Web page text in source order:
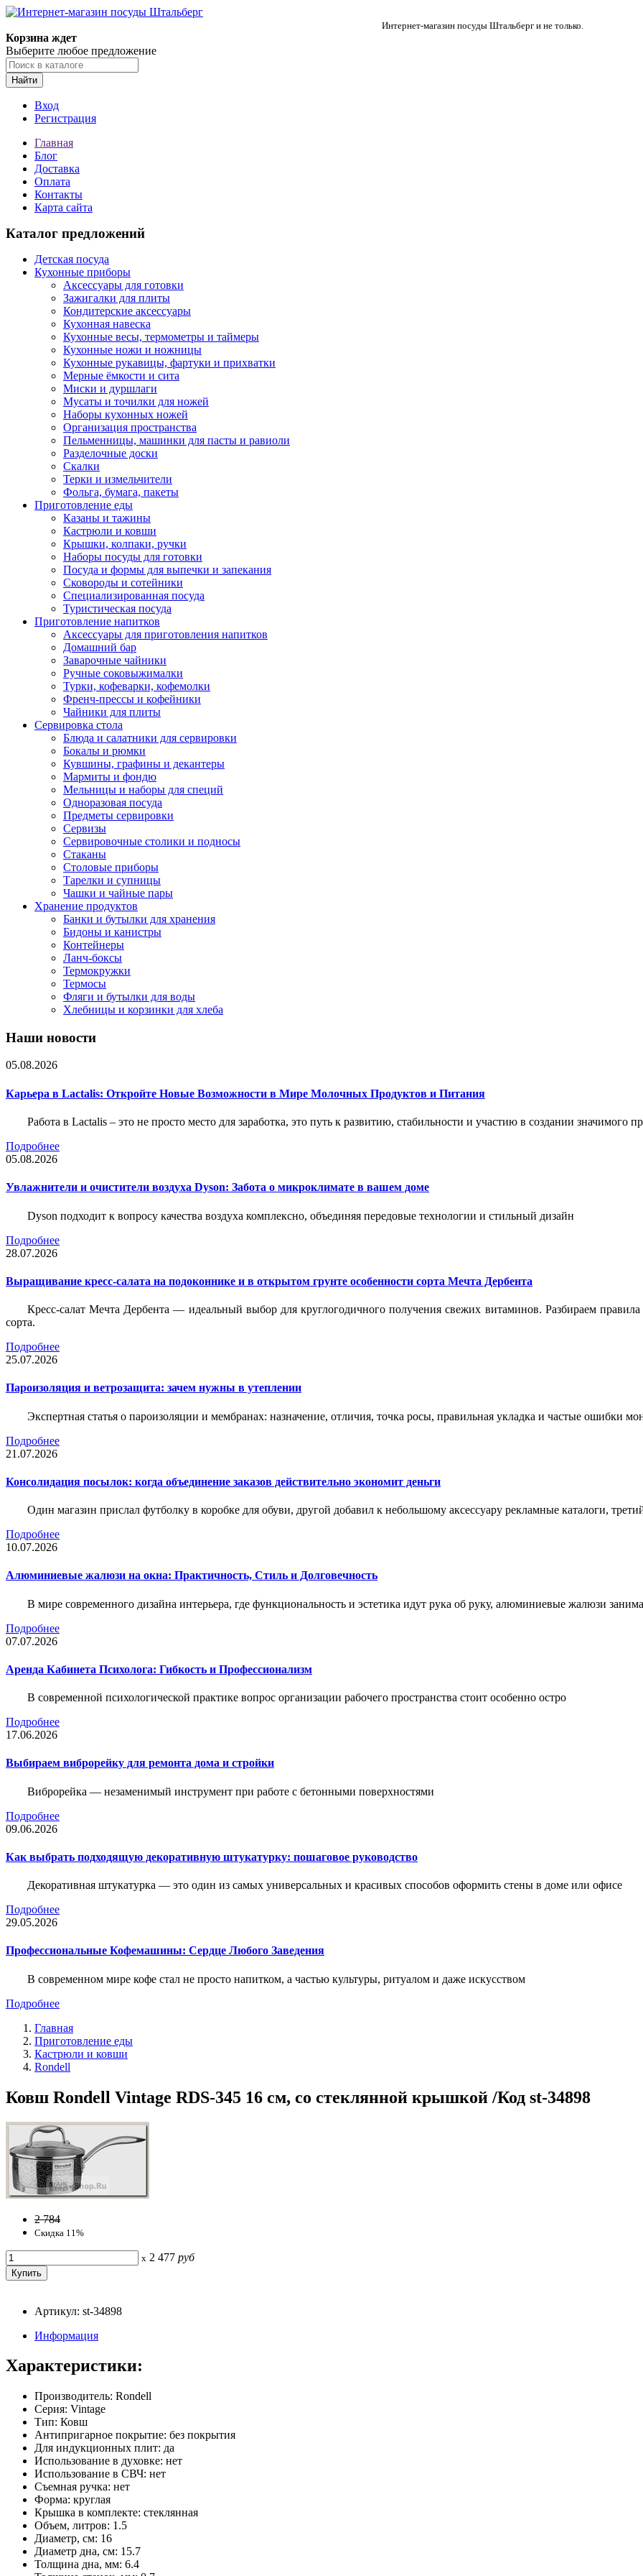
Интернет-магазин посуды Штальберг и не только.
Корзина ждет
Выберите любое предложение
Найти
Вход
Регистрация
Главная
Блог
Доставка
Оплата
Контакты
Карта сайта
Каталог предложений
Детская посуда
Кухонные приборы
Аксессуары для готовки
Зажигалки для плиты
Кондитерские аксессуары
Кухонная навеска
Кухонные весы, термометры и таймеры
Кухонные ножи и ножницы
Кухонные рукавицы, фартуки и прихватки
Мерные ёмкости и сита
Миски и дуршлаги
Мусаты и точилки для ножей
Наборы кухонных ножей
Организация пространства
Пельменницы, машинки для пасты и равиоли
Разделочные доски
Скалки
Терки и измельчители
Фольга, бумага, пакеты
Приготовление еды
Казаны и тажины
Кастрюли и ковши
Крышки, колпаки, ручки
Наборы посуды для готовки
Посуда и формы для выпечки и запекания
Сковороды и сотейники
Специализированная посуда
Туристическая посуда
Приготовление напитков
Аксессуары для приготовления напитков
Домашний бар
Заварочные чайники
Ручные соковыжималки
Турки, кофеварки, кофемолки
Френч-прессы и кофейники
Чайники для плиты
Сервировка стола
Блюда и салатники для сервировки
Бокалы и рюмки
Кувшины, графины и декантеры
Мармиты и фондю
Мельницы и наборы для специй
Одноразовая посуда
Предметы сервировки
Сервизы
Сервировочные столики и подносы
Стаканы
Столовые приборы
Тарелки и супницы
Чашки и чайные пары
Хранение продуктов
Банки и бутылки для хранения
Бидоны и канистры
Контейнеры
Ланч-боксы
Термокружки
Термосы
Фляги и бутылки для воды
Хлебницы и корзинки для хлеба
Наши новости
05.08.2026
Карьера в Lactalis: Откройте Новые Возможности в Мире Молочных Продуктов и Питания
Работа в Lactalis – это не просто место для заработка, это путь к развитию, стабильности и участию в создании значимого
Подробнее
05.08.2026
Увлажнители и очистители воздуха Dyson: Забота о микроклимате в вашем доме
Dyson подходит к вопросу качества воздуха комплексно, объединяя передовые технологии и стильный дизайн
Подробнее
28.07.2026
Выращивание кресс-салата на подоконнике и в открытом грунте особенности сорта Мечта Дербента
Кресс-салат Мечта Дербента — идеальный выбор для круглогодичного получения свежих витаминов. Разбираем
сорта.
Подробнее
25.07.2026
Пароизоляция и ветрозащита: зачем нужны в утеплении
Экспертная статья о пароизоляции и мембранах: назначение, отличия, точка росы, правильная укладка и частые ошибки
Подробнее
21.07.2026
Консолидация посылок: когда объединение заказов действительно экономит деньги
Один магазин прислал футболку в коробке для обуви, другой добавил к небольшому аксессуару рекламные каталоги,
Подробнее
10.07.2026
Алюминиевые жалюзи на окна: Практичность, Стиль и Долговечность
В мире современного дизайна интерьера, где функциональность и эстетика идут рука об руку, алюминиевые жалюзи
Подробнее
07.07.2026
Аренда Кабинета Психолога: Гибкость и Профессионализм
В современной психологической практике вопрос организации рабочего пространства стоит особенно остро
Подробнее
17.06.2026
Выбираем виброрейку для ремонта дома и стройки
Виброрейка — незаменимый инструмент при работе с бетонными поверхностями
Подробнее
09.06.2026
Как выбрать подходящую декоративную штукатурку: пошаговое руководство
Декоративная штукатурка — это один из самых универсальных и красивых способов оформить стены в доме или офисе
Подробнее
29.05.2026
Профессиональные Кофемашины: Сердце Любого Заведения
В современном мире кофе стал не просто напитком, а частью культуры, ритуалом и даже искусством
Подробнее
Главная
Приготовление еды
Кастрюли и ковши
Rondell
Ковш Rondell Vintage RDS-345 16 см, со стеклянной крышкой /Код st-34898
2 784
Скидка 11%
x 2 477 руб
Артикул: st-34898
Информация
Характеристики:
Производитель: Rondell
Серия: Vintage
Тип: Ковш
Антипригарное покрытие: без покрытия
Для индукционных плит: да
Использование в духовке: нет
Использование в СВЧ: нет
Съемная ручка: нет
Форма: круглая
Крышка в комплекте: стеклянная
Объем, литров: 1.5
Диаметр, см: 16
Диаметр дна, см: 15.7
Толщина дна, мм: 6.4